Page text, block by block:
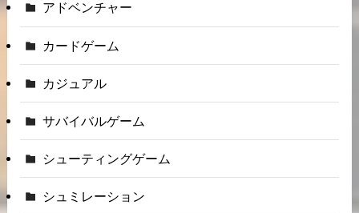
アドベンチャー
カードゲーム
カジュアル
サバイバルゲーム
シューティングゲーム
シュミレーション